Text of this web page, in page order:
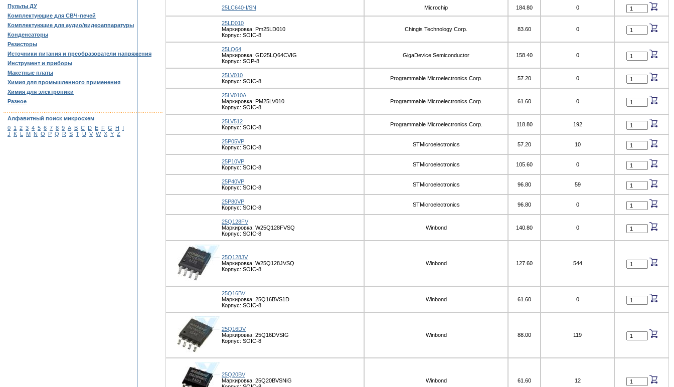
Пульты ДУ
Комплектующие для СВЧ-печей
Комплектующие для аудио/видеоаппаратуры
Конденсаторы
Резисторы
Источники питания и преобразователи напряжения
Инструмент и приборы
Макетные платы
Химия для промышленного применения
Химия для электроники
Разное
Алфавитный поиск микросхем
0 1 2 3 4 5 6 7 8 9 A B C D E F G H
I
J
K L M N O P Q R S T U V W X Y Z
25LC640-I/SN Microchip 184.80 0
25LD010
Маркировка: Pm25LD010
Корпус: SOIC-8
Chingis Technology Corp. 83.60 0
25LQ64
Маркировка: GD25LQ64CVIG
Корпус: SOP-8
GigaDevice Semiconductor 158.40 0
25LV010
Корпус: SOIC-8
Programmable Microelectronics Corp. 57.20 0
25LV010A
Маркировка: PM25LV010
Корпус: SOIC-8
Programmable Microelectronics Corp. 61.60 0
25LV512
Корпус: SOIC-8
Programmable Microelectronics Corp. 118.80 192
25P05VP
Корпус: SOIC-8
STMicroelectronics 57.20 10
25P10VP
Корпус: SOIC-8
STMicroelectronics 105.60 0
25P40VP
Корпус: SOIC-8
STMicroelectronics 96.80 59
25P80VP
Корпус: SOIC-8
STMicroelectronics 96.80 0
25Q128FV
Маркировка: W25Q128FVSQ
Корпус: SOIC-8
Winbond 140.80 0
25Q128JV
Маркировка: W25Q128JVSQ
Корпус: SOIC-8
Winbond 127.60 544
25Q16BV
Маркировка: 25Q16BVS1D
Корпус: SOIC-8
Winbond 61.60 0
25Q16DV
Маркировка: 25Q16DVSIG
Корпус: SOIC-8
Winbond 88.00 119
25Q20BV
Маркировка: 25Q20BVSNiG
Winbond 61.60 12